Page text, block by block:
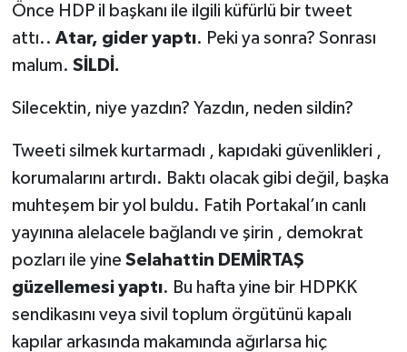
Önce HDP il başkanı ile ilgili küfürlü bir tweet
attı.. Atar, gider yaptı. Peki ya sonra? Sonrası
malum. SİLDİ.
Silecektin, niye yazdın? Yazdın, neden sildin?
Tweeti silmek kurtarmadı , kapıdaki güvenlikleri ,
korumalarını artırdı. Baktı olacak gibi değil, başka
muhteşem bir yol buldu. Fatih Portakal’ın canlı
yayınına alelacele bağlandı ve şirin , demokrat
pozları ile yine Selahattin DEMİRTAŞ
güzellemesi yaptı. Bu hafta yine bir HDPKK
sendikasını veya sivil toplum örgütünü kapalı
kapılar arkasında makamında ağırlarsa hiç